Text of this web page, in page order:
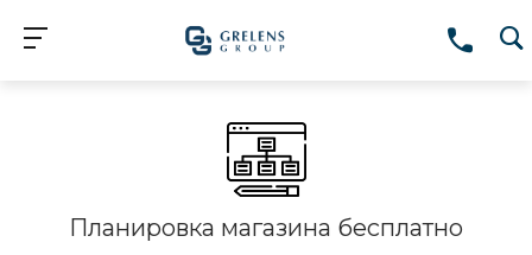
Планировка магазина бесплатно